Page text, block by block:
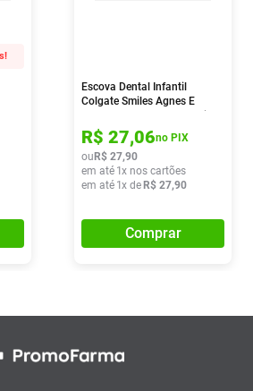
Escova Dental Infantil
Colgate Smiles Agnes E
Unidades
R$ 27,06no PIX
ou R$ 27,90
em até 1x nos cartões
em até 1x de R$ 27,90
Comprar